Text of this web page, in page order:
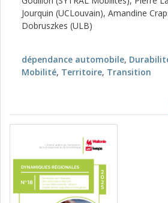
Jourquin (UCLouvain), Amandine
Dobruszkes (ULB)
dépendance automobile,
Mobilité, Territoire, Transition